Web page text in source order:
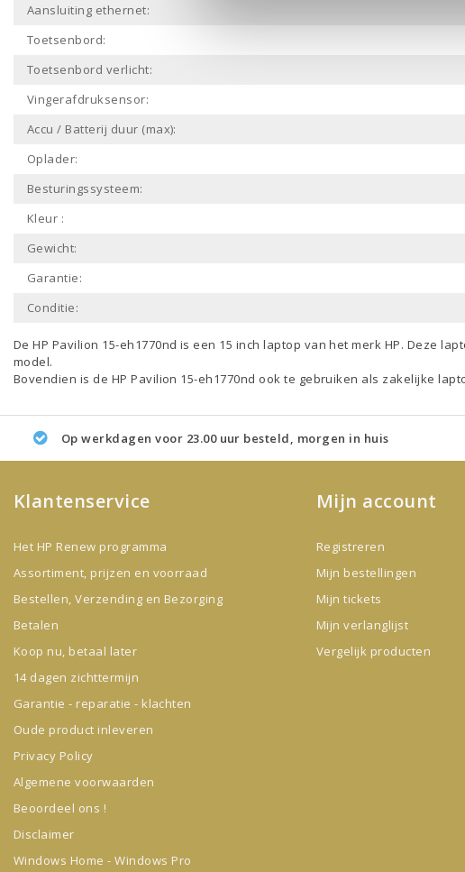
Aansluiting ethernet:
Toetsenbord:
Toetsenbord verlicht:
Vingerafdruksensor:
Accu / Batterij duur (max):
Oplader:
Besturingssysteem:
Kleur :
Gewicht:
Garantie:
Conditie:
De HP Pavilion 15-eh1770nd is een 15 inch laptop van het merk HP. Deze
model.
Bovendien is de HP Pavilion 15-eh1770nd ook te gebruiken als zakelijke
Op werkdagen voor 23.00 uur besteld, morgen in huis
Klantenservice
Het HP Renew programma
Assortiment, prijzen en voorraad
Bestellen, Verzending en Bezorging
Betalen
Koop nu, betaal later
14 dagen zichttermijn
Garantie - reparatie - klachten
Oude product inleveren
Privacy Policy
Algemene voorwaarden
Beoordeel ons !
Disclaimer
Windows Home - Windows Pro
Mijn account
Registreren
Mijn bestellingen
Mijn tickets
Mijn verlanglijst
Vergelijk producten